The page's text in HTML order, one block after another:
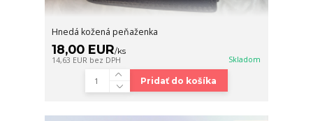
Hnedá kožená peňaženka
18,00 EUR/ks
14,63 EUR bez DPH Skladom
Pridať do košíka